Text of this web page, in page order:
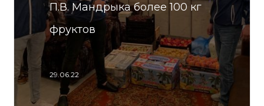
П.В. Мандрыка более 100 кг
фруктов
29.06.22